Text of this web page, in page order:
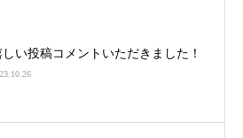
しい投稿コメントいただきました！